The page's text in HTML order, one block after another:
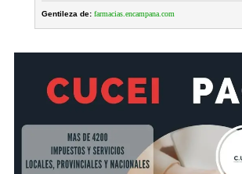
Gentileza de: farmacias.encampana.com